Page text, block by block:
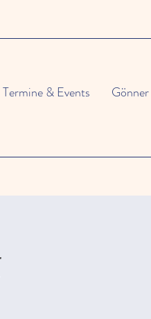
Termine & Events Gönner